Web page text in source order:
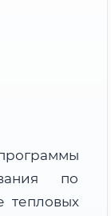
по
тепловых